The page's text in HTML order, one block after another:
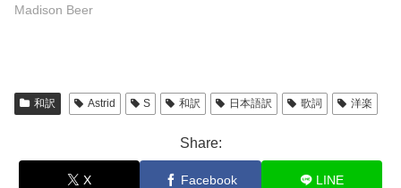
Madison Beer
和訳 Astrid S 和訳 日本語訳 歌詞 洋楽
Share:
X Facebook LINE